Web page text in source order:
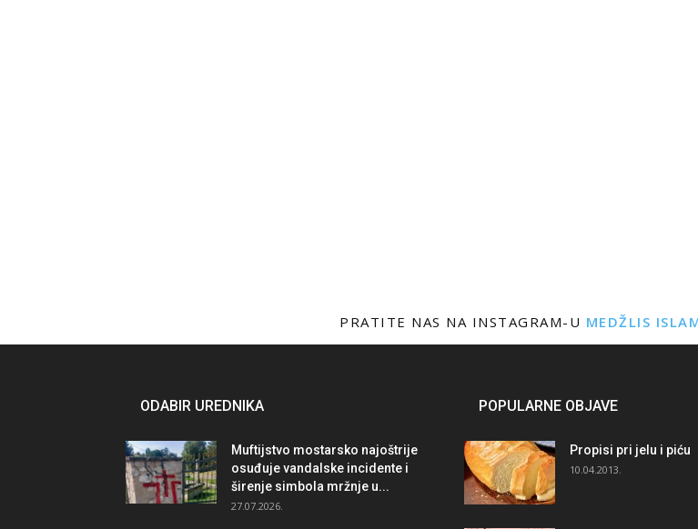
PRATITE NAS NA INSTAGRAM-U MEDŽLIS
ODABIR UREDNIKA
Muftijstvo mostarsko najoštrije
osuđuje vandalske incidente i
širenje simbola mržnje u...
27.07.2026.
POPULARNE OBJAVE
Propisi pri jelu i piću
10.04.2013.